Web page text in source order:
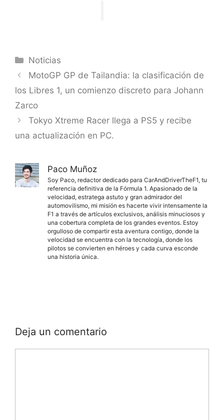
Categorías
Noticias
MotoGP GP de Tailandia: la clasificación de
los Libres 1, un comienzo discreto para Johann
Zarco
Tokyo Xtreme Racer llega a PS5 y recibe
una actualización en PC.
Paco Muñoz
Soy Paco, redactor dedicado para CarAndDriverTheF1, tu
referencia definitiva de la Fórmula 1. Apasionado de la
velocidad, estratega astuto y gran admirador del
automovilismo, mi misión es hacerte vivir intensamente la
F1 a través de artículos exclusivos, análisis minuciosos y
una cobertura completa de los grandes eventos. Estoy
orgulloso de compartir esta aventura contigo, donde la
velocidad se encuentra con la tecnología, donde los
pilotos se convierten en héroes y cada curva esconde
una historia única.
Deja un comentario